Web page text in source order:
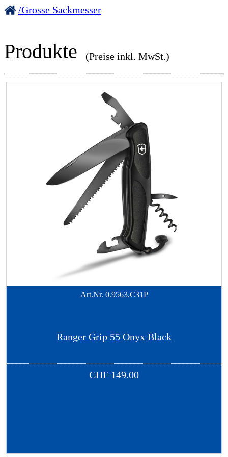
/Grosse Sackmesser
Produkte (Preise inkl. MwSt.)
Art.Nr. 0.9563.C31P
Ranger Grip 55 Onyx Black
CHF 149.00